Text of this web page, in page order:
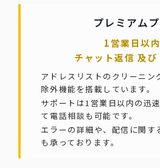
プレミアム
1営業日以
チャット返信 及び
アドレスリストのクリーニン
除外機能を搭載しています。
サポートは1営業日以内の迅
て電話相談も可能です。
エラーの詳細や、配信に関す
も承っております。